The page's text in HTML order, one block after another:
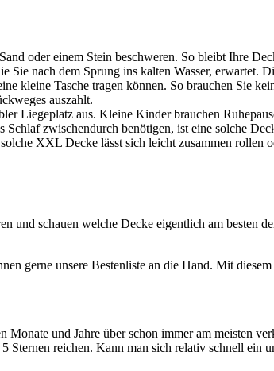
oder einem Stein beschweren. So bleibt Ihre
nach dem Sprung ins kalten Wasser, erwartet.
kleine Tasche tragen können. So brauchen Sie
auszahlt.
Liegeplatz aus. Kleine Kinder brauchen
zwischendurch benötigen, ist eine solche
XXL Decke lässt sich leicht zusammen rollen
und schauen welche Decke eigentlich am besten
gerne unsere Bestenliste an die Hand. Mit
und Jahre über schon immer am meisten
reichen. Kann man sich relativ schnell ein